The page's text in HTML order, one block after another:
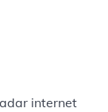
internet